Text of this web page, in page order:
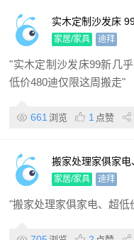
实木定制沙发床
原因低价卖 原价
这周搬走
家居/家具 迪拜
"实木定制沙发床99新几
低价480迪仅限这周搬走"
661 浏览 1 点赞
搬家处理家俱家电
家居/家具 迪拜
"搬家处理家俱家电、超低